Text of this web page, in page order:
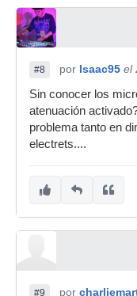
#8 por Isaac95 el
Sin conocer los
atenuación
problema tanto en
electrets....
#9 por